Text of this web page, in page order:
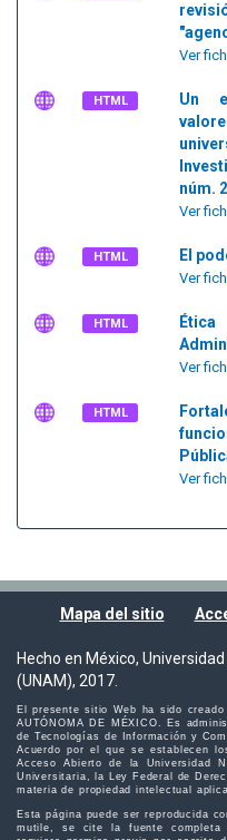
Ver
HTML
Un
núm.
Ver
HTML El
Ver
HTML
Ver
HTML
Ver
Mapa del sitio
Hecho en México,
(UNAM), 2017.
El presente sitio Web ha sido
AUTÓNOMA DE MÉXICO. Es
de Tecnologías de Información y
Acuerdo por el que se establecen
Acceso Abierto de la Universidad
Universitaria, la Ley Federal de
materia de propiedad intelectual
Esta página puede ser reproducida
mutile, se cite la fuente